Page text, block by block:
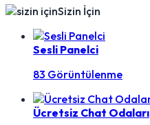
Sizin İçin
Sesli Panelci
83 Görüntülenme
Ücretsiz Chat Odaları